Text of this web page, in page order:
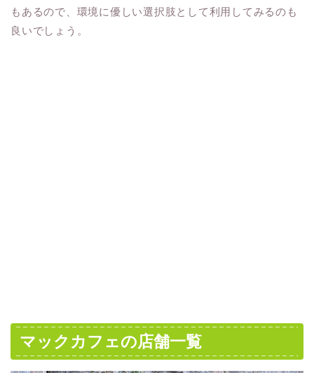
もあるので、環境に優しい選択肢として利用してみるのも
良いでしょう。
マックカフェの店舗一覧